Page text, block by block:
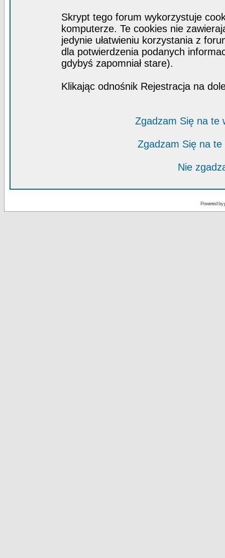
Skrypt tego forum wykorzystuje
komputerze. Te cookies nie
jedynie ułatwieniu korzystania z
dla potwierdzenia podanych
gdybyś zapomniał stare).
Klikając odnośnik Rejestracja na
Zgadzam Się na te
Zgadzam Się na
Nie
Powered by